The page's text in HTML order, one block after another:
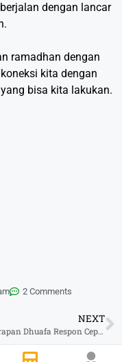
dengan lancar
ramadhan dengan
kita dengan
bisa kita lakukan.
2 Comments
NEXT
LAZ Harapan Dhuafa Respon Cepat Banjir di Banten